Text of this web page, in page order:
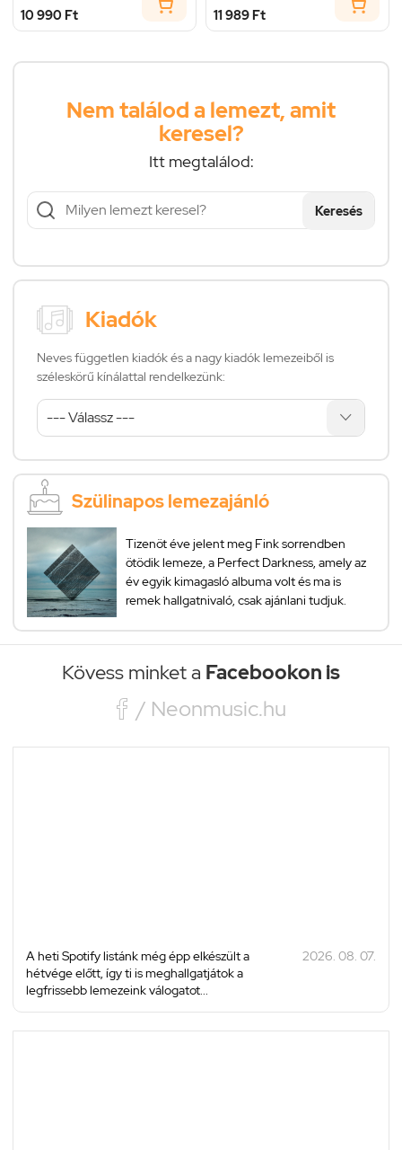
10 990 Ft 11 989 Ft
Nem találod a lemezt, amit
keresel?
Itt megtalálod:
Keresés
Kiadók
Neves független kiadók és a nagy kiadók lemezeiből is
széleskörű kínálattal rendelkezünk:
Szülinapos lemezajánló
Tizenöt éve jelent meg Fink sorrendben
ötödik lemeze, a Perfect Darkness, amely az
év egyik kimagasló albuma volt és ma is
remek hallgatnivaló, csak ajánlani tudjuk.
Kövess minket a Facebookon is
 / Neonmusic.hu
A heti Spotify listánk még épp elkészült a
hétvége előtt, így ti is meghallgatjátok a
legfrissebb lemezeink válogatot...
2026. 08. 07.